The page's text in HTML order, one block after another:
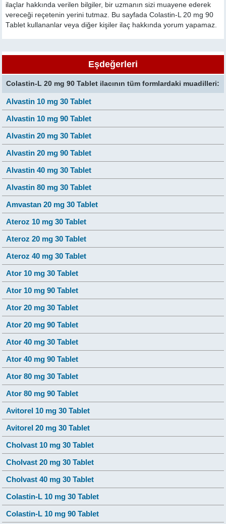
ilaçlar hakkında verilen bilgiler, bir uzmanın sizi muayene ederek
vereceği reçetenin yerini tutmaz. Bu sayfada Colastin-L 20 mg 90
Tablet kullananlar veya diğer kişiler ilaç hakkında yorum yapamaz.
Eşdeğerleri
Colastin-L 20 mg 90 Tablet ilacının tüm formlardaki muadilleri:
Alvastin 10 mg 30 Tablet
Alvastin 10 mg 90 Tablet
Alvastin 20 mg 30 Tablet
Alvastin 20 mg 90 Tablet
Alvastin 40 mg 30 Tablet
Alvastin 80 mg 30 Tablet
Amvastan 20 mg 30 Tablet
Ateroz 10 mg 30 Tablet
Ateroz 20 mg 30 Tablet
Ateroz 40 mg 30 Tablet
Ator 10 mg 30 Tablet
Ator 10 mg 90 Tablet
Ator 20 mg 30 Tablet
Ator 20 mg 90 Tablet
Ator 40 mg 30 Tablet
Ator 40 mg 90 Tablet
Ator 80 mg 30 Tablet
Ator 80 mg 90 Tablet
Avitorel 10 mg 30 Tablet
Avitorel 20 mg 30 Tablet
Cholvast 10 mg 30 Tablet
Cholvast 20 mg 30 Tablet
Cholvast 40 mg 30 Tablet
Colastin-L 10 mg 30 Tablet
Colastin-L 10 mg 90 Tablet